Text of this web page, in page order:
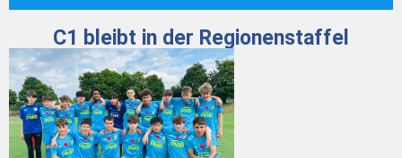
C1 bleibt in der Regionenstaffel